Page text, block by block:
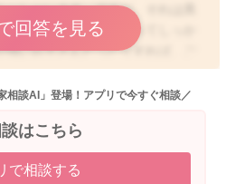
っしゃいます。ですが、それは異
よ。首がある程度すわってしっか
強いお子さんだったりすれば、ご
るようになると思います。おそ
どということではないと思います
ます。成長に伴って、次第に様々
ますので、あまりご心配なさらず
守っていただければいいと思いま
回答を見る
相談AI」登場！アプリで今すぐ相談／
はこちら
で相談する